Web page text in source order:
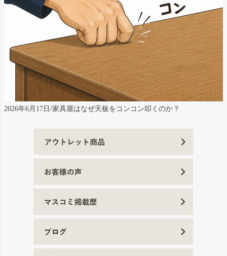
2026年6月17日/家具屋はなぜ天板をコンコン叩くのか？